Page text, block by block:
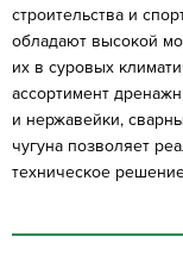
строительства и
обладают высокой
их в суровых
ассортимент
и нержавейки,
чугуна позволяет
техническое